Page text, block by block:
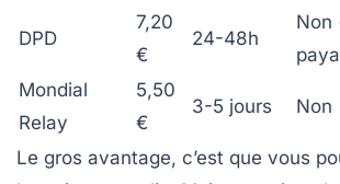
DPD
7,20
€
24-48h
Non
Mondial
Relay
5,50
€
3-5 jours Non
Le gros avantage, c’est que vous